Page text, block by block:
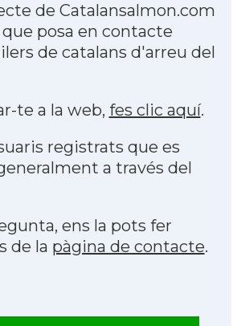
de Catalansalmon.com
que posa en contacte
de catalans d'arreu del
te a la web, fes clic aquí.
registrats que es
a través del
ens la pots fer
de la pàgina de contacte.